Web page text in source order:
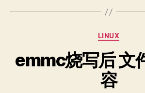
LINUX
emmc烧写后 文
容